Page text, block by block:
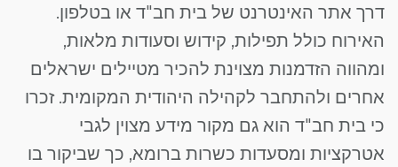
דרך אתר האינטרנט של בית חב"ד או בטלפון.
האירוח כולל תפילות, קידוש וסעודות מלאות,
ומהווה הזדמנות מצוינת להכיר מטיילים ישראלים
אחרים ולהתחבר לקהילה היהודית המקומית. זכרו
כי בית חב"ד הוא גם מקור מידע מצוין לגבי
אטרקציות ומסעדות כשרות ברומא, כך שביקור בו